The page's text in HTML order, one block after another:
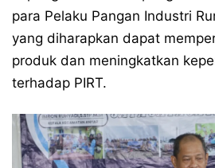
para Pelaku Pangan Industri
yang diharapkan dapat
produk dan meningkatkan
terhadap PIRT.